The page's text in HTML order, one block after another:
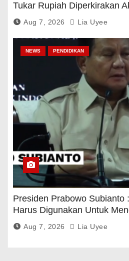
Tukar Rupiah Diperkirakan
Aug 7, 2026 Lia Uyee
NEWS PENDIDIKAN
Presiden Prabowo Subianto
Harus Digunakan Untuk
Aug 7, 2026 Lia Uyee